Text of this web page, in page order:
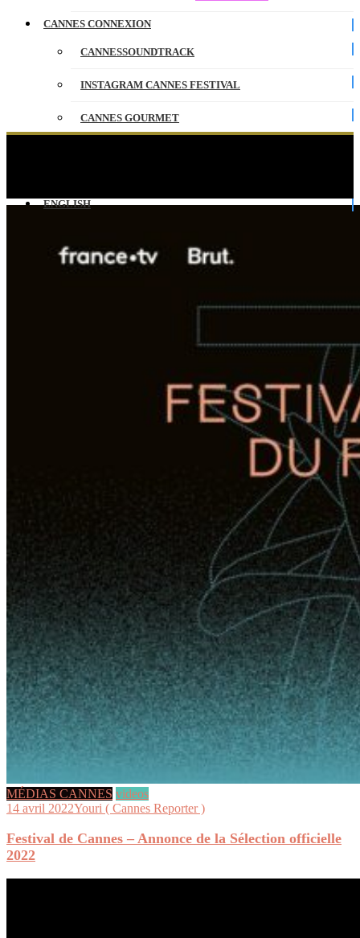
CANNES CONNEXION
CANNESSOUNDTRACK
INSTAGRAM CANNES FESTIVAL
CANNES GOURMET
ENGLISH
MÉDIAS CANNES videos
14 avril 2022Youri ( Cannes Reporter )
Festival de Cannes – Annonce de la Sélection officielle
2022